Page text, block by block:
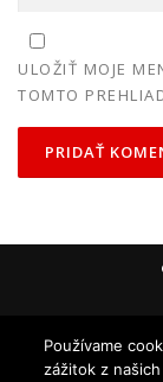
ULOŽIŤ MOJE
TOMTO
Používame
zážitok z